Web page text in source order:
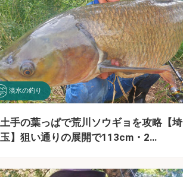
淡水の釣り
土手の葉っぱで荒川ソウギョを攻略【埼
玉】狙い通りの展開で113cm・2…